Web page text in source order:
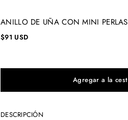
ANILLO DE UÑA CON MINI PERLAS
$91 USD
DESCRIPCIÓN